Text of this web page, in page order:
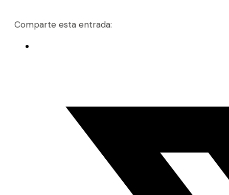
Comparte esta entrada: